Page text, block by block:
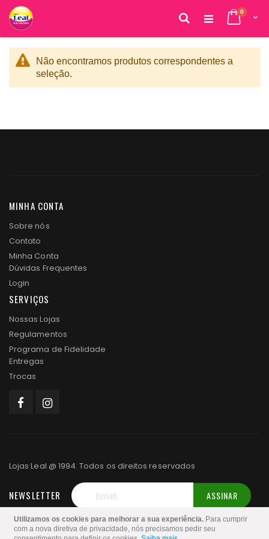
Utilizamos os cookies para melhorar a sua experiência. Para cumprir
com a nova diretiva de privacidade, nós precisamos pedir seu
Cart
0 itens
Pesquisa
o
conteúdo
Não encontramos produtos correspondentes a
seleção.
MINHA CONTA
Sobre nós
Contato
Minha Conta
Dúvidas Frequentes
Login
SERVIÇOS
Nossas Lojas
Regulamentos
Programa de Fidelidade
Entregas
Trocas
Lojas Leal @ 1994. Todos os direitos reservados
NEWSLETTER
Inscreva-
se
ASSINAR